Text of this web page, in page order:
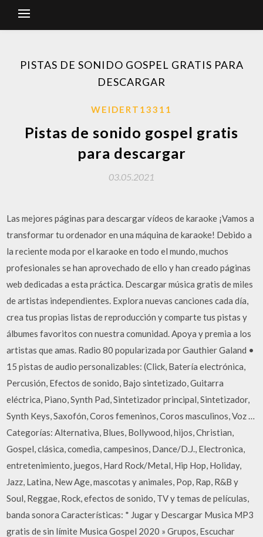
PISTAS DE SONIDO GOSPEL GRATIS PARA
DESCARGAR
WEIDERT13311
Pistas de sonido gospel gratis
para descargar
03.05.2021
Las mejores páginas para descargar vídeos de karaoke ¡Vamos a
transformar tu ordenador en una máquina de karaoke! Debido a
la reciente moda por el karaoke en todo el mundo, muchos
profesionales se han aprovechado de ello y han creado páginas
web dedicadas a esta práctica. Descargar música gratis de miles
de artistas independientes. Explora nuevas canciones cada día,
crea tus propias listas de reproducción y comparte tus pistas y
álbumes favoritos con nuestra comunidad. Apoya y premia a los
artistas que amas. Radio 80 popularizada por Gauthier Galand •
15 pistas de audio personalizables: (Click, Batería electrónica,
Percusión, Efectos de sonido, Bajo sintetizado, Guitarra
eléctrica, Piano, Synth Pad, Sintetizador principal, Sintetizador,
Synth Keys, Saxofón, Coros femeninos, Coros masculinos, Voz …
Categorías: Alternativa, Blues, Bollywood, hijos, Christian,
Gospel, clásica, comedia, campesinos, Dance/D.J., Electronica,
entretenimiento, juegos, Hard Rock/Metal, Hip Hop, Holiday,
Jazz, Latina, New Age, mascotas y animales, Pop, Rap, R&B y
Soul, Reggae, Rock, efectos de sonido, TV y temas de películas,
banda sonora Características: * Jugar y Descargar Musica MP3
gratis de sin límite Musica Gospel 2020 » Grupos, Escuchar